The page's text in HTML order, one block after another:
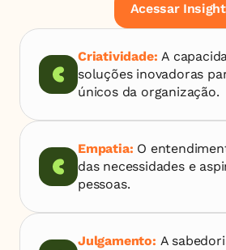
Acessar
Criatividade: A
soluções inovadoras
únicos da organização.
Empatia: O
das necessidades e
pessoas.
Julgamento: A